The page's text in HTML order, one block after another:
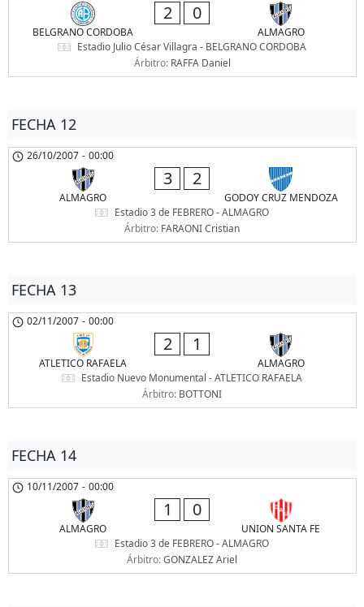
BELGRANO CORDOBA
2 0
ALMAGRO
Estadio Julio César Villagra - BELGRANO CORDOBA
Árbitro: RAFFA Daniel
FECHA 12
26/10/2007 - 00:00
ALMAGRO
3 2
GODOY CRUZ MENDOZA
Estadio 3 de FEBRERO - ALMAGRO
Árbitro: FARAONI Cristian
FECHA 13
02/11/2007 - 00:00
ATLETICO RAFAELA
2 1
ALMAGRO
Estadio Nuevo Monumental - ATLETICO RAFAELA
Árbitro: BOTTONI
FECHA 14
10/11/2007 - 00:00
ALMAGRO
1 0
UNION SANTA FE
Estadio 3 de FEBRERO - ALMAGRO
Árbitro:GONZALEZ Ariel